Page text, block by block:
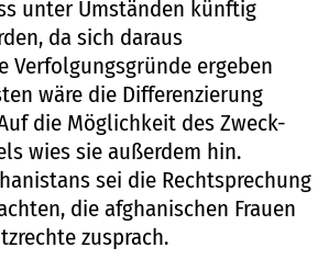
unter Umständen künftig
da sich daraus
Verfolgungsgründe ergeben
wäre die Differenzierung
die Möglichkeit des Zweck-
wies sie außerdem hin.
sei die Rechtsprechung
die afghanischen Frauen
zusprach.